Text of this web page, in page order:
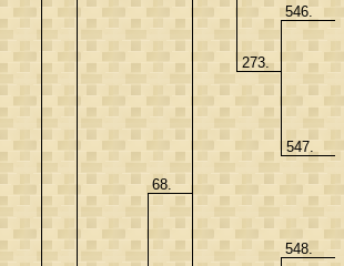
68.
273.
546.
547.
548.